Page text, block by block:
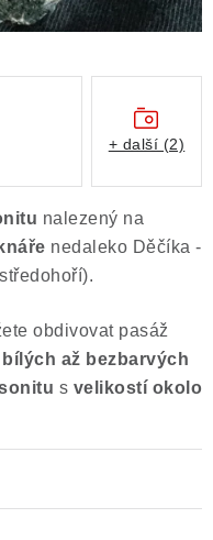
nalezený na
nedaleko Děčíka -
obdivovat pasáž
bílých až bezbarvých
s velikostí okolo
+ další (2)